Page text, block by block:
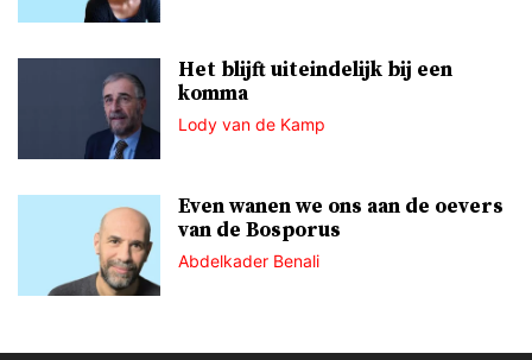
Het blijft uiteindelijk bij een
komma
Lody van de Kamp
Even wanen we ons aan de oevers
van de Bosporus
Abdelkader Benali